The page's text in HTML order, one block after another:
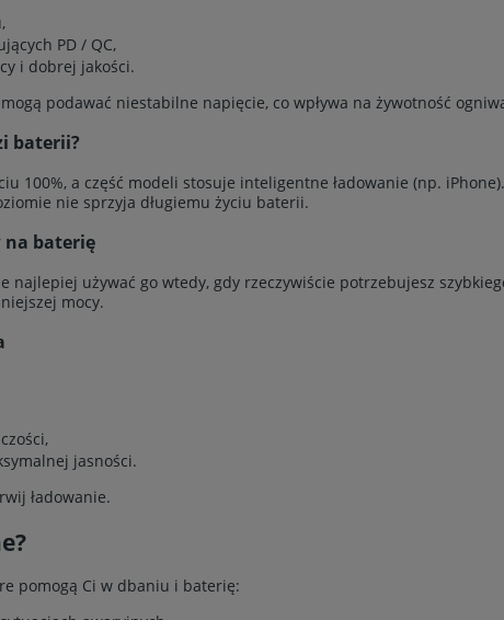
PD / QC,
i dobrej jakości.
podawać niestabilne napięcie, co wpływa na żywotność
baterii?
100%, a część modeli stosuje inteligentne ładowanie (np.
nie sprzyja długiemu życiu baterii.
na baterię
najlepiej używać go wtedy, gdy rzeczywiście potrzebujesz
mocy.
jasności.
ładowanie.
pomogą Ci w dbaniu i baterię: